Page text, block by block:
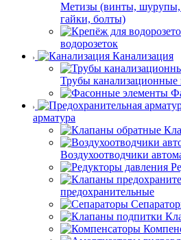
Метизы (винты, шурупы,
гайки, болты)
водорозеток
Канализация
Трубы
арматура
Воздухоотводчики
предохранительные